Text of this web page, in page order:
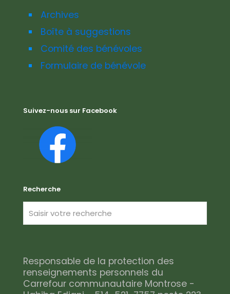
Archives
Boîte à suggestions
Comité des bénévoles
Formulaire de bénévole
Suivez-nous sur Facebook
Recherche
Responsable de la protection des
renseignements personnels du
Carrefour communautaire Montrose -